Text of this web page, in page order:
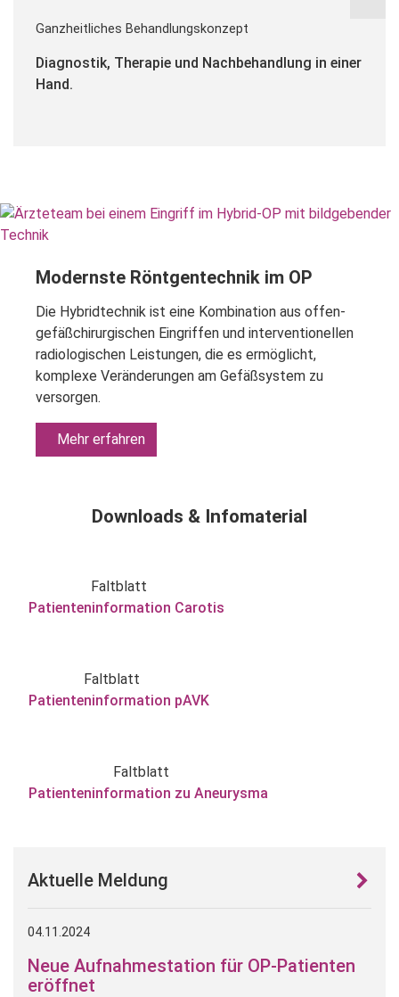
Ganzheitliches Behandlungskonzept
Diagnostik, Therapie und Nachbehandlung in einer
Hand.
Modernste Röntgentechnik im OP
Die Hybridtechnik ist eine Kombination aus offen-
gefäßchirurgischen Eingriffen und interventionellen
radiologischen Leistungen, die es ermöglicht,
komplexe Veränderungen am Gefäßsystem zu
versorgen.
Mehr erfahren
Downloads & Infomaterial
Faltblatt
Patienteninformation Carotis
Faltblatt
Patienteninformation pAVK
Faltblatt
Patienteninformation zu Aneurysma
Aktuelle Meldung
04.11.2024
Neue Aufnahmestation für OP-Patienten
eröffnet